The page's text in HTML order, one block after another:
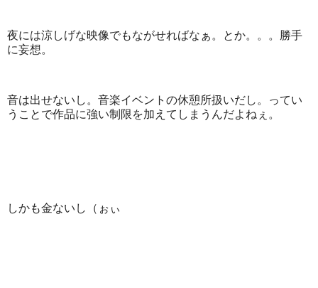
夜には涼しげな映像でもながせればなぁ。とか。。。勝手
に妄想。
音は出せないし。音楽イベントの休憩所扱いだし。ってい
うことで作品に強い制限を加えてしまうんだよねぇ。
しかも金ないし（ぉぃ